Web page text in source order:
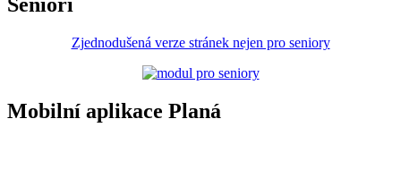
Senioři
Zjednodušená verze stránek nejen pro seniory
Mobilní aplikace Planá